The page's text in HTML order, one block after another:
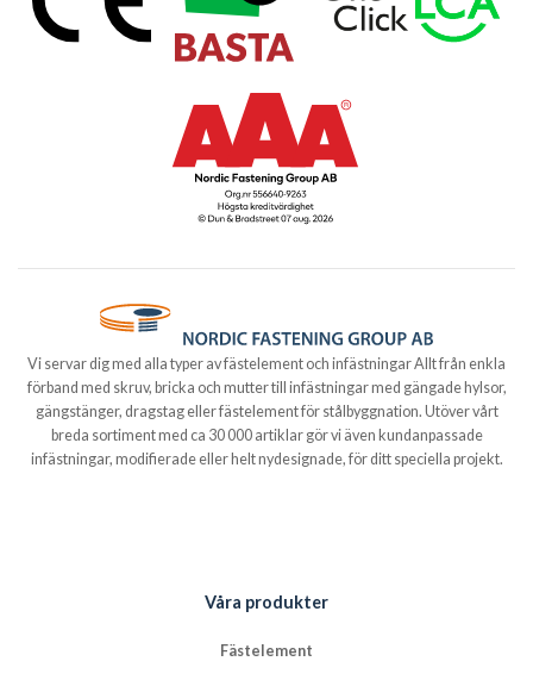
Vi servar dig med alla typer av fästelement och infästningar Allt från enkla
förband med skruv, bricka och mutter till infästningar med gängade hylsor,
gängstänger, dragstag eller fästelement för stålbyggnation. Utöver vårt
breda sortiment med ca 30 000 artiklar gör vi även kundanpassade
infästningar, modifierade eller helt nydesignade, för ditt speciella projekt.
Våra produkter
Fästelement